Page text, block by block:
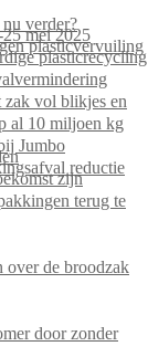
verder?
mei 2025
plasticvervuiling
plasticrecycling
zak vol blikjes en
al 10 miljoen kg
Jumbo
reductie
zijn
terug te
over de broodzak
door zonder